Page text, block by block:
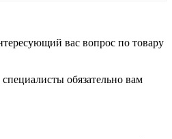
вас вопрос по товару
обязательно вам